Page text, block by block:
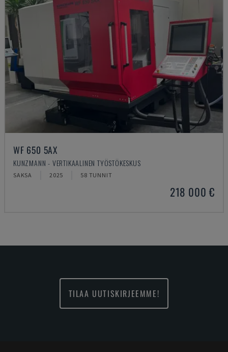
WF 650 5AX
KUNZMANN - VERTIKAALINEN TYÖSTÖKESKUS
SAKSA 2025 58 TUNNIT
218 000 €
TILAA UUTISKIRJEEMME!